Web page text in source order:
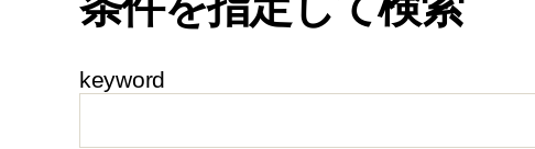
keyword